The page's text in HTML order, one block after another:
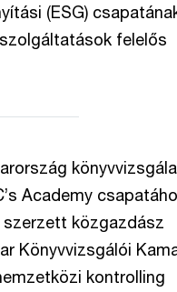
(ESG)
felelős
Academy
szerzett közgazdász
Könyvvizsgálói
kontrolling